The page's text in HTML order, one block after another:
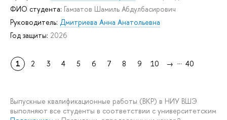
ФИО студента: Гамзатов Шамиль Абдулбасирович
Руководитель: Дмитриева Анна Анатольевна
Год защиты: 2026
1 2 3 4 5 6 7 8 9 10 → ... 40
Выпускные квалификационные работы (ВКР) в НИУ ВШЭ
выполняют все студенты в соответствии с университетским